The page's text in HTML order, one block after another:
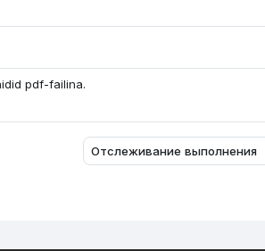
pdf-failina.
Отслеживание выполнения